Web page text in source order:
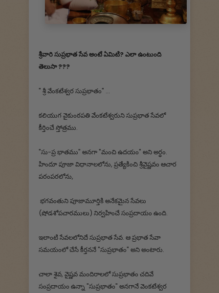
శ్రీవారి సుప్రభాత సేవ అంటే ఏమిటి? ఎలా ఉంటుంది
తెలుసా ???
" శ్రీ వేంకటేశ్వర సుప్రభాతం" ...
కలియుగ వైకుంఠపతి వేంకటేశ్వరుని సుప్రభాత సేవలో
కీర్తించే స్తోత్రము.
"సు-ప్ర భాతము" అనగా "మంచి ఉదయం" అని అర్ధం.
హిందూ పూజా విధానాలలోను, ప్రత్యేకించి శ్రీవైష్ణవం ఆచార
పరంపరలోను,
భగవంతుని పూజామూర్తికి అనేకమైన సేవలు
(షోడశోపచారములు) నిర్వహించే సంప్రదాయం ఉంది.
ఇలాంటి సేవలలోనిదే సుప్రభాత సేవ. ఆ ప్రభాత సేవా
సమయంలో చేసే కీర్తననే "సుప్రభాతం" అని అంటారు.
చాలా శైవ, వైష్ణవ మందిరాలలో సుప్రభాతం చదివే
సంప్రదాయం ఉన్నా "సుప్రభాతం" అనగానే వెంకటేశ్వర